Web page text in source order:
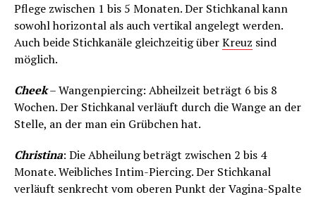
Pflege zwischen 1 bis 5 Monaten. Der Stichkanal kann
sowohl horizontal als auch vertikal angelegt werden.
Auch beide Stichkanäle gleichzeitig überKreuz sind
möglich.
Cheek– Wangenpiercing: Abheilzeit beträgt 6 bis 8
Wochen. Der Stichkanal verläuft durch die Wange an der
Stelle, an der man ein Grübchen hat.
Christina: Die Abheilung beträgt zwischen 2 bis 4
Monate. Weibliches Intim-Piercing. Der Stichkanal
verläuft senkrecht vom oberen Punkt der Vagina-Spalte